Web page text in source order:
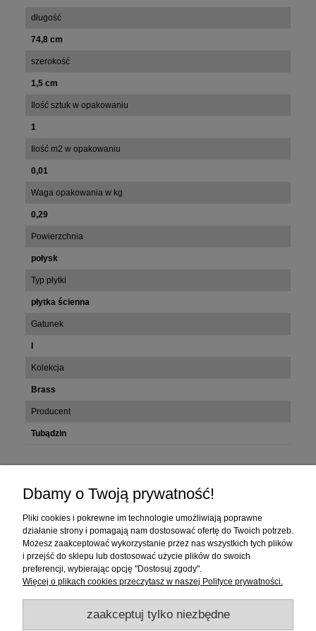
długość
74,8 cm
szerokość
1,5 cm
Ilość sztuk w opakowaniu
1
Ilość m2 w opakowaniu
0,01
Waga opakowania w kg
0,29
Powierzchnia
połysk
Typ płytki
płytka ścienna
Gatunek
Kolekcja
Brass
Producent
Tubądzin
Moje konto
Informacje
Dbamy o Twoją prywatność!
Pliki cookies i pokrewne im technologie umożliwiają poprawne
działanie strony i pomagają nam dostosować ofertę do Twoich potrzeb.
Możesz zaakceptować wykorzystanie przez nas wszystkich tych plików
i przejść do sklepu lub dostosować użycie plików do swoich
preferencji, wybierając opcję "Dostosuj zgody".
Więcej o plikach cookies przeczytasz w naszej Polityce prywatności.
zaakceptuj tylko niezbędne